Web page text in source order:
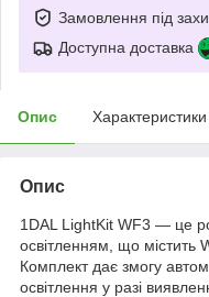
Замовлення під
Доступна доставка
Опис Характеристики
Опис
1DAL LightKit WF3 — це
освітленням, що містить
Комплект дає змогу
освітлення у разі